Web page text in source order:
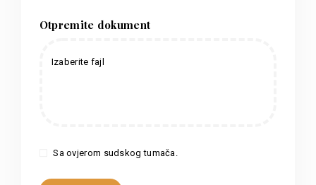
Otpremite dokument
Izaberite fajl
Sa ovjerom sudskog tumača.